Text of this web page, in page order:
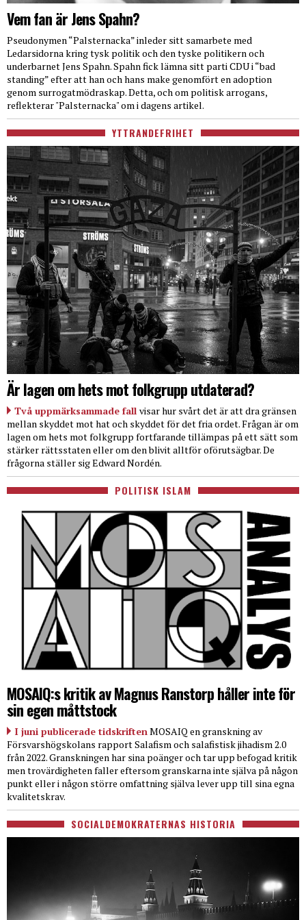
Vem fan är Jens Spahn?
Pseudonymen “Palsternacka” inleder sitt samarbete med
Ledarsidorna kring tysk politik och den tyske politikern och
underbarnet Jens Spahn. Spahn fick lämna sitt parti CDU i “bad
standing” efter att han och hans make genomfört en adoption
genom surrogatmödraskap. Detta, och om politisk arrogans,
reflekterar "Palsternacka" om i dagens artikel.
YTTRANDEFRIHET
Är lagen om hets mot folkgrupp utdaterad?
Två uppmärksammade fall visar hur svårt det är att dra gränsen
mellan skyddet mot hat och skyddet för det fria ordet. Frågan är om
lagen om hets mot folkgrupp fortfarande tillämpas på ett sätt som
stärker rättsstaten eller om den blivit alltför oförutsägbar. De
frågorna ställer sig Edward Nordén.
POLITISK ISLAM
MOSAIQ:s kritik av Magnus Ranstorp håller inte för
sin egen måttstock
I juni publicerade tidskriftenMOSAIQ en granskning av
Försvarshögskolans rapport Salafism och salafistisk jihadism 2.0
från 2022. Granskningen har sina poänger och tar upp befogad kritik
men trovärdigheten faller eftersom granskarna inte själva på någon
punkt eller i någon större omfattning själva lever upp till sina egna
kvalitetskrav.
SOCIALDEMOKRATERNAS HISTORIA